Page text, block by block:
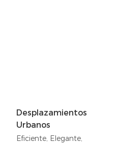
Desplazamientos
Urbanos
Eficiente, Elegante,